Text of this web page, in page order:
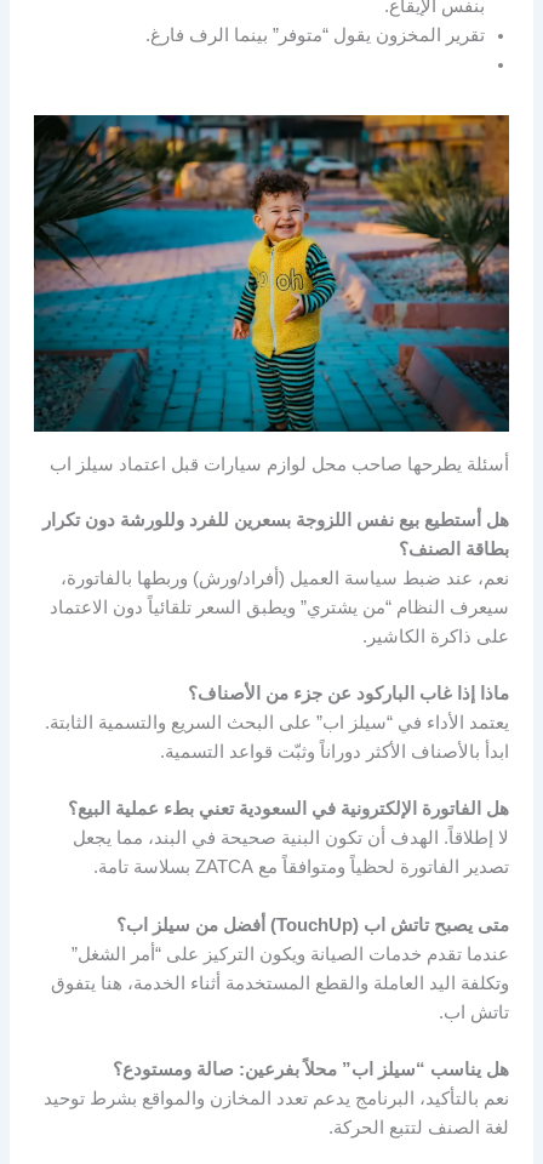
بنفس الإيقاع.
تقرير المخزون يقول “متوفر” بينما الرف فارغ.
أسئلة يطرحها صاحب محل لوازم سيارات قبل اعتماد سيلز اب
هل أستطيع بيع نفس اللزوجة بسعرين للفرد وللورشة دون تكرار
بطاقة الصنف؟
نعم، عند ضبط سياسة العميل (أفراد/ورش) وربطها بالفاتورة،
سيعرف النظام “من يشتري” ويطبق السعر تلقائياً دون الاعتماد
على ذاكرة الكاشير.
ماذا إذا غاب الباركود عن جزء من الأصناف؟
يعتمد الأداء في “سيلز اب” على البحث السريع والتسمية الثابتة.
ابدأ بالأصناف الأكثر دوراناً وثبّت قواعد التسمية.
هل الفاتورة الإلكترونية في السعودية تعني بطء عملية البيع؟
لا إطلاقاً. الهدف أن تكون البنية صحيحة في البند، مما يجعل
تصدير الفاتورة لحظياً ومتوافقاً مع ZATCA بسلاسة تامة.
متى يصبح تاتش اب (TouchUp) أفضل من سيلز اب؟
عندما تقدم خدمات الصيانة ويكون التركيز على “أمر الشغل”
وتكلفة اليد العاملة والقطع المستخدمة أثناء الخدمة، هنا يتفوق
تاتش اب.
هل يناسب “سيلز اب” محلاً بفرعين: صالة ومستودع؟
نعم بالتأكيد، البرنامج يدعم تعدد المخازن والمواقع بشرط توحيد
لغة الصنف لتتبع الحركة.